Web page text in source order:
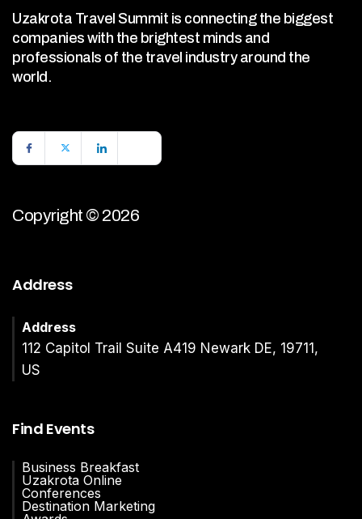
Uzakrota Travel Summit is connecting the biggest
companies with the brightest minds and
professionals of the travel industry around the
world.
Copyright © 2026
Address
Address
112 Capitol Trail Suite A419 Newark DE, 19711,
US
Find Events
Business Breakfast
Uzakrota Online
Conferences
Destination Marketing